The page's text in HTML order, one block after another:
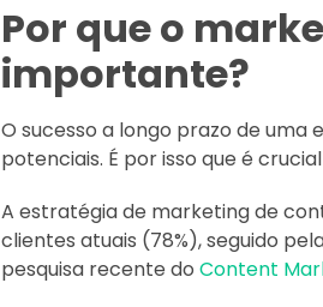
Por que o
importante?
O sucesso a longo prazo de
potenciais. É por isso que é
A estratégia de marketing de
clientes atuais (78%), seguido
pesquisa recente do Content